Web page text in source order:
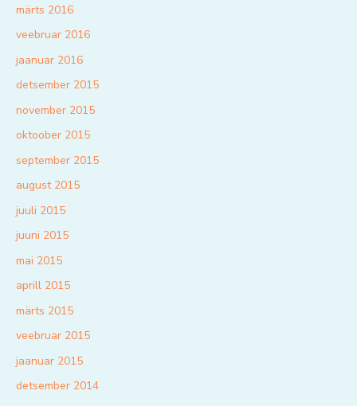
märts 2016
veebruar 2016
jaanuar 2016
detsember 2015
november 2015
oktoober 2015
september 2015
august 2015
juuli 2015
juuni 2015
mai 2015
aprill 2015
märts 2015
veebruar 2015
jaanuar 2015
detsember 2014